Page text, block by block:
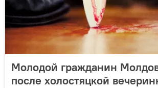
Молодой гражданин
после холостяцкой